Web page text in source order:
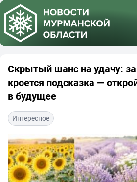
Скрытый шанс на удачу:
кроется подсказка —
в будущее
Интересное